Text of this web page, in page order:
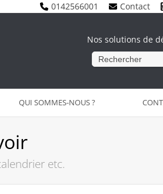
0142566001 Contact
Nos solutions de
Rechercher
QUI SOMMES-NOUS ?
etc.